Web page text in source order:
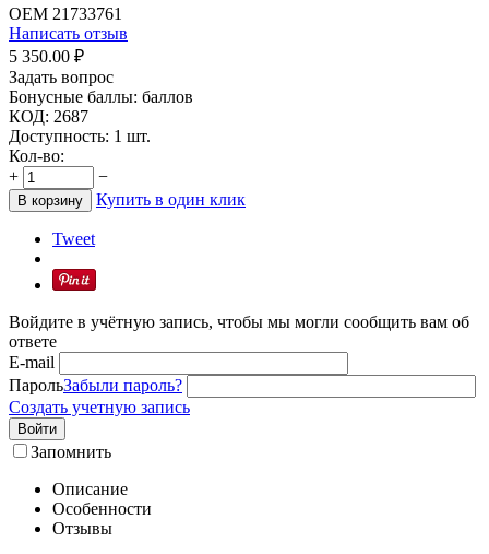
OEM 21733761
Написать отзыв
5 350.00 ₽
Задать вопрос
Бонусные баллы: баллов
КОД: 2687
Доступность: 1 шт.
Кол-во:
+
−
В корзину Купить в один клик
Tweet
Войдите в учётную запись, чтобы мы могли сообщить вам об
ответе
E-mail
ПарольЗабыли пароль?
Создать учетную запись
Войти
Запомнить
Описание
Особенности
Отзывы